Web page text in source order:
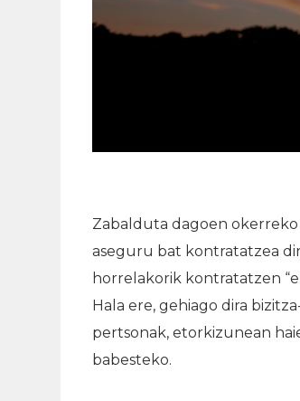
Zabalduta dagoen
aseguru bat kontratatzea
horrelakorik kontratatzen
Hala ere, gehiago dira
pertsonak, etorkizunean
babesteko.